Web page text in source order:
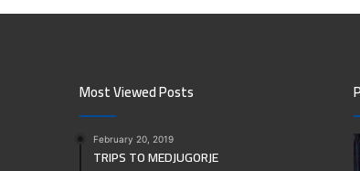
Most Viewed Posts
February 20, 2019
TRIPS TO MEDJUGORJE